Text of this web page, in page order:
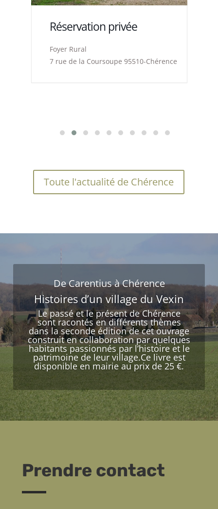
Réservation privée
Foyer Rural
7 rue de la Coursoupe 95510-Chérence
Toute l'actualité de Chérence
De Carentius à Chérence
Histoires d’un village du Vexin
Le passé et le présent de Chérence
sont racontés en différents thèmes
dans la seconde édition de cet ouvrage
construit en collaboration par quelques
habitants passionnés par l’histoire et le
patrimoine de leur village.Ce livre est
disponible en mairie au prix de 25 €.
Prendre contact